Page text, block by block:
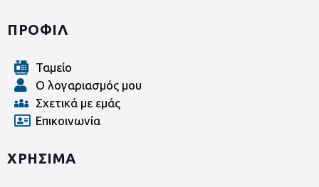
ΠΡΟΦΙΛ
Ταμείο
Ο λογαριασμός μου
Σχετικά με εμάς
Επικοινωνία
ΧΡΗΣΙΜΑ